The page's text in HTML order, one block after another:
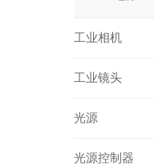
工业相机
工业镜头
光源
光源控制器